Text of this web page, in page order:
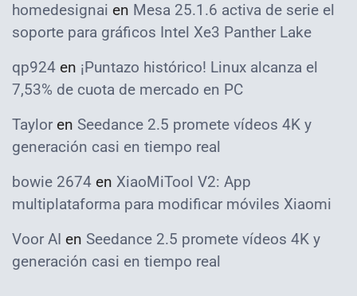
homedesignai en Mesa 25.1.6 activa de serie el
soporte para gráficos Intel Xe3 Panther Lake
qp924 en ¡Puntazo histórico! Linux alcanza el
7,53% de cuota de mercado en PC
Taylor en Seedance 2.5 promete vídeos 4K y
generación casi en tiempo real
bowie 2674 en XiaoMiTool V2: App
multiplataforma para modificar móviles Xiaomi
Voor AI en Seedance 2.5 promete vídeos 4K y
generación casi en tiempo real